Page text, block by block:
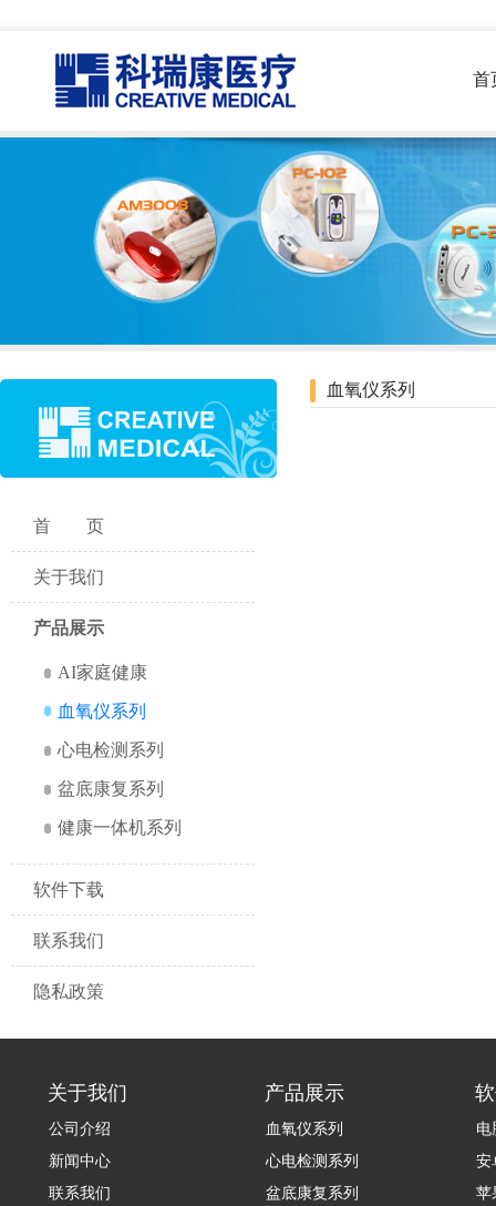
首
首页
关于我们
产品展示
AI家庭健康
血氧仪系列
心电检测系列
盆底康复系列
健康一体机系列
软件下载
联系我们
隐私政策
血氧仪系列
关于我们 产品展示
公司介绍
新闻中心
联系我们
血氧仪系列
心电检测系列
盆底康复系列
电
安
苹